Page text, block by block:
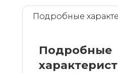
Подробные
Подробные